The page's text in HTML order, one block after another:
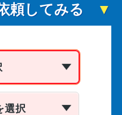
頼してみる
選択